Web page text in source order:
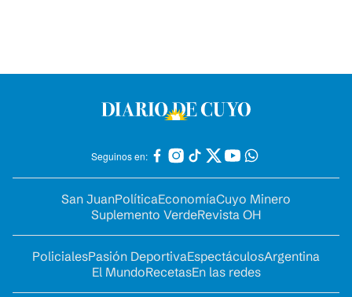
Seguinos en:
San JuanPolíticaEconomíaCuyo Minero
Suplemento VerdeRevista OH
PolicialesPasión DeportivaEspectáculosArgentina
El MundoRecetasEn las redes